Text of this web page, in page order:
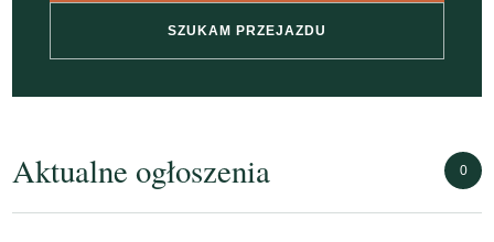
SZUKAM PRZEJAZDU
Aktualne ogłoszenia 0